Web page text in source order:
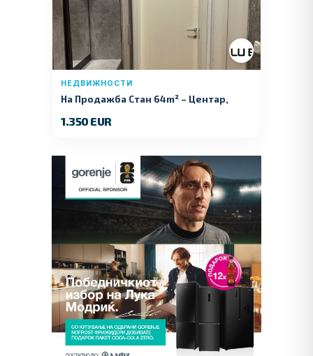
НЕДВИЖНОСТИ
На Продажба Стан 64m² – Центар,
1.350 EUR